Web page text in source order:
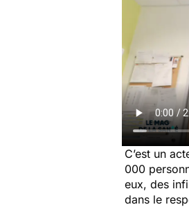
C’est un
000
eux, des
dans le